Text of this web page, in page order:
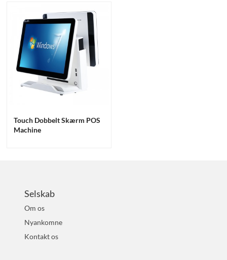
Touch Dobbelt Skærm POS
Machine
Selskab
Om os
Nyankomne
Kontakt os